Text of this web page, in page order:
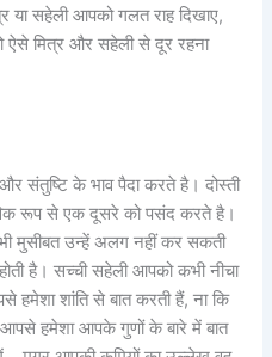
या सहेली आपको गलत राह दिखाए,
ऐसे मित्र और सहेली से दूर रहना
संतुष्टि के भाव पैदा करते है। दोस्ती
रूप से एक दूसरे को पसंद करते है।
मुसीबत उन्हें अलग नहीं कर सकती
है। सच्ची सहेली आपको कभी नीचा
हमेशा शांति से बात करती हैं, ना कि
हमेशा आपके गुणों के बारे में बात